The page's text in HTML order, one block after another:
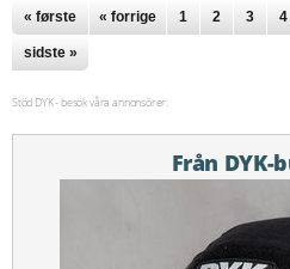
Sidor
« første « forrige 1 2 3 4
sidste »
Stöd DYK - besök våra annonsörer:
Från DYK-